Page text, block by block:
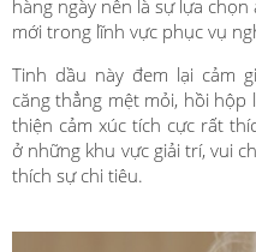
hàng ngày nên là sự lựa
mới trong lĩnh vực phục vụ
Tinh dầu này đem lại cảm
căng thẳng mệt mỏi, hồi hộp
thiện cảm xúc tích cực rất
ở những khu vực giải trí, vui
thích sự chi tiêu.